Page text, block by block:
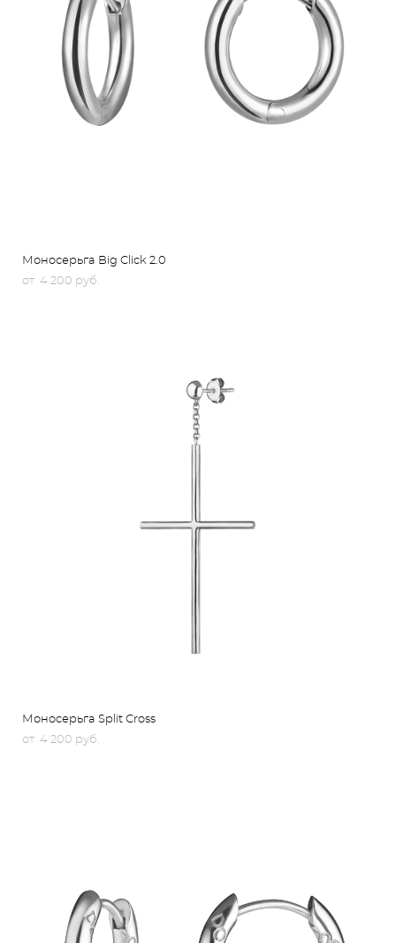
Моносерьга Big Click 2.0
от 4 200 pуб.
Моносерьга Split Cross
от 4 200 pуб.